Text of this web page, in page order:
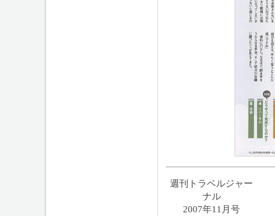
週刊トラベルジャー
ナル
2007年11月号